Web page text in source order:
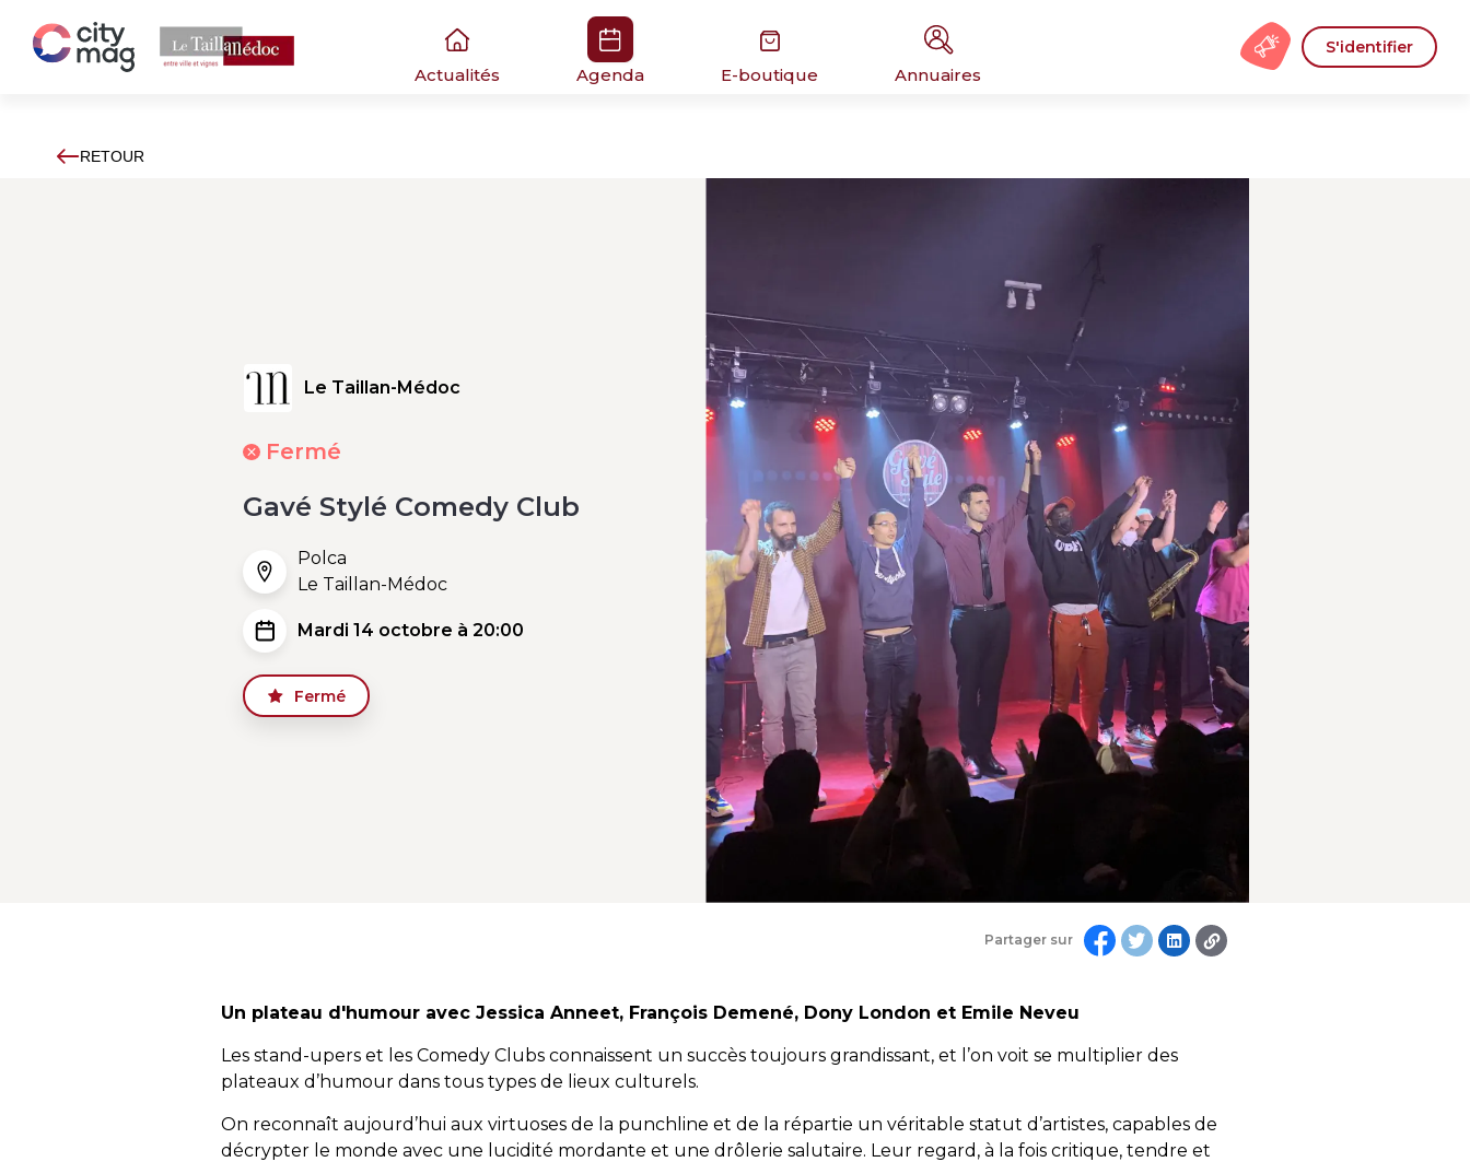
Actualités Agenda E-boutique Annuaires
S'identifier
RETOUR
Le Taillan-Médoc
Fermé
Gavé Stylé Comedy Club
Polca
Le Taillan-Médoc
Mardi 14 octobre à 20:00
Fermé
Partager sur
Un plateau d'humour avec Jessica Anneet, François Demené, Dony London et Emile Neveu
Les stand-upers et les Comedy Clubs connaissent un succès toujours grandissant, et l’on voit se multiplier des
plateaux d’humour dans tous types de lieux culturels.
On reconnaît aujourd’hui aux virtuoses de la punchline et de la répartie un véritable statut d’artistes, capables de
décrypter le monde avec une lucidité mordante et une drôlerie salutaire. Leur regard, à la fois critique, tendre et